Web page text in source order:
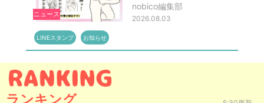
ニュース
nobico編集部
2026.08.03
LINEスタンプ お知らせ
ランキング